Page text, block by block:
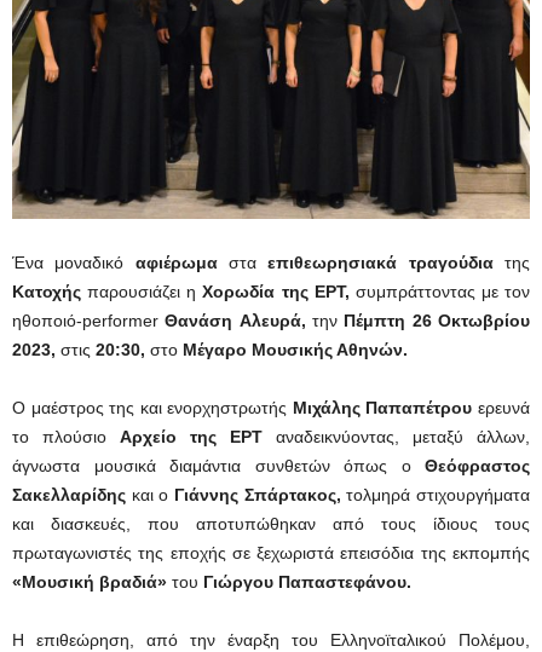
Ένα μοναδικό αφιέρωμασταεπιθεωρησιακά τραγούδιατης
Κατοχής παρουσιάζει ηXορωδία της ΕΡΤ, συμπράττοντας με τον
ηθοποιό-performerΘανάση Aλευρά,την Πέμπτη 26 Οκτωβρίου
2023, στις 20:30, στο Μέγαρο Μουσικής Αθηνών.
Ο μαέστρος της και ενορχηστρωτής Μιχάλης Παπαπέτρου ερευνά
το πλούσιο Αρχείο της ΕΡΤ αναδεικνύοντας, μεταξύ άλλων,
άγνωστα μουσικά διαμάντια συνθετών όπως ο Θεόφραστος
Σακελλαρίδης και ο Γιάννης Σπάρτακος, τολμηρά στιχουργήματα
και διασκευές, που αποτυπώθηκαν από τους ίδιους τους
πρωταγωνιστές της εποχής σε ξεχωριστά επεισόδια της εκπομπής
«Μουσική βραδιά» του Γιώργου Παπαστεφάνου.
Η επιθεώρηση, από την έναρξη του Ελληνοϊταλικού Πολέμου,